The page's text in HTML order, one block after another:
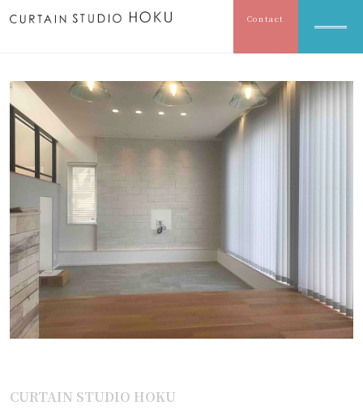
Contact
CURTAIN STUDIO HOKU